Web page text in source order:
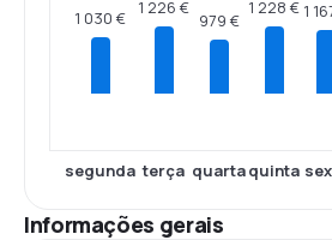
1 030 €
segunda
1 226 €
terça
979 €
quarta
1 228 €
quinta
1
Informações gerais